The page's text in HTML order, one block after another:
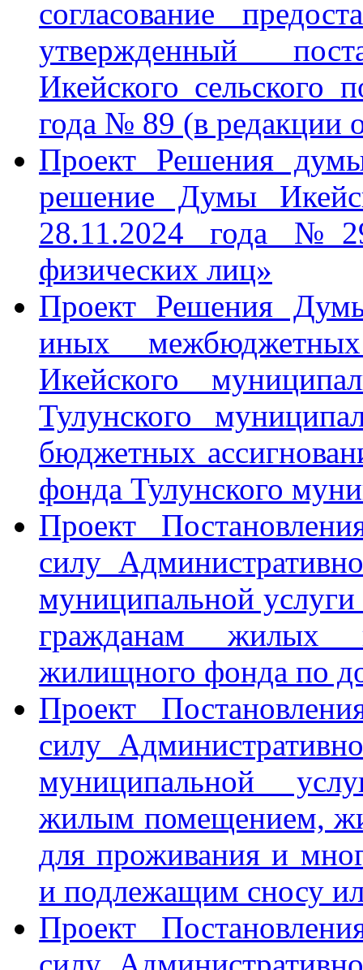
согласование
утвержденный
Икейского сельского
года № 89 (в редакции
Проект Решения
решение Думы
28.11.2024 года
физических лиц»
Проект Решения
иных
Икейского
Тулунского
бюджетных
фонда Тулунского
Проект
силу
муниципальной
гражданам жилых
жилищного фонда по
Проект
силу
муниципальной
жилым помещением,
для проживания и
и подлежащим сносу
Проект